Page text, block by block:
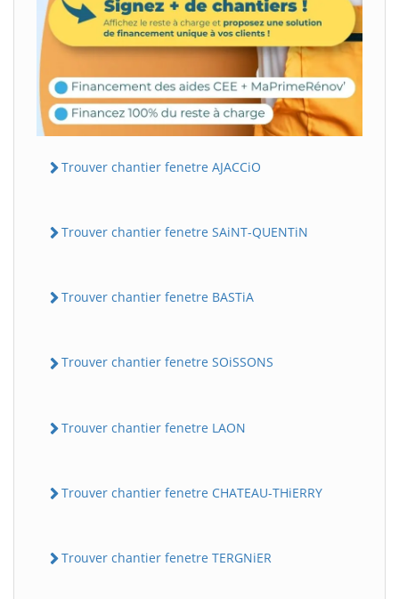
Trouver chantier fenetre AJACCiO
Trouver chantier fenetre SAiNT-QUENTiN
Trouver chantier fenetre BASTiA
Trouver chantier fenetre SOiSSONS
Trouver chantier fenetre LAON
Trouver chantier fenetre CHATEAU-THiERRY
Trouver chantier fenetre TERGNiER